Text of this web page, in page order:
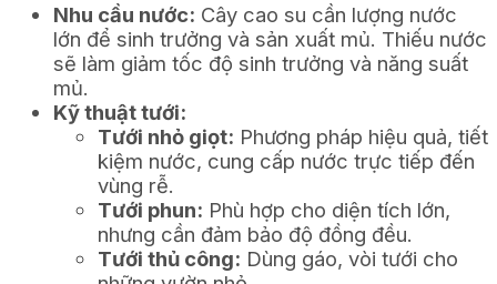
Nhu cầu nước: Cây cao su cần lượng nước
lớn để sinh trưởng và sản xuất mủ. Thiếu nước
sẽ làm giảm tốc độ sinh trưởng và năng suất
mủ.
Kỹ thuật tưới:
Tưới nhỏ giọt: Phương pháp hiệu quả, tiết
kiệm nước, cung cấp nước trực tiếp đến
vùng rễ.
Tưới phun: Phù hợp cho diện tích lớn,
nhưng cần đảm bảo độ đồng đều.
Tưới thủ công: Dùng gáo, vòi tưới cho